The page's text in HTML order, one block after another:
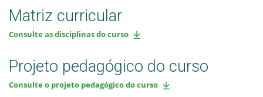
Matriz curricular
Consulte as disciplinas do curso
Projeto pedagógico do curso
Consulte o projeto pedagógico do curso